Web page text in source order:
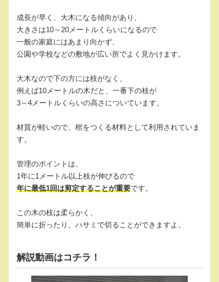
成長が早く、大木になる傾向があり、
大きさは10～20メートルくらいになるので
一般の家庭にはあまり向かず、
公園や学校などの敷地が広い所でよく見かけます。
大木なので下の方には枝がなく、
例えば10メートルの木だと、一番下の枝が
3～4メートルくらいの高さについています。
材質が軽いので、棺をつくる材料として利用されていま
す。
管理のポイントは、
1年に1メートル以上枝が伸びるので
年に最低1回は剪定することが重要です。
この木の枝は柔らかく、
簡単に折ったり、ハサミで切ることができますよ。
解説動画はコチラ！